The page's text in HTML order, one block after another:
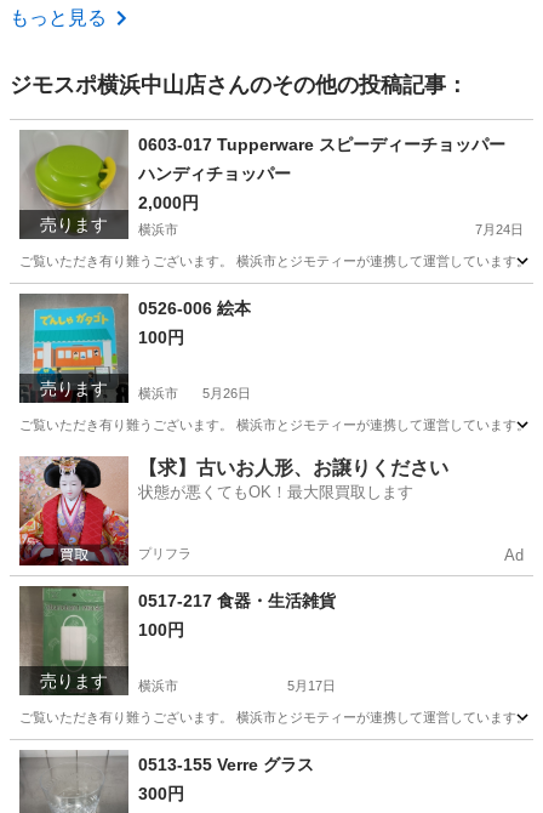
神奈川 横浜市
もっと見る
ジモスポ横浜中山店さんのその他の投稿記事：
売ります
0603-017 Tupperware スピーディーチョッパー
ハンディチョッパー
2,000円
横浜市 7月24日
ご覧いただき有り難うございます。 横浜市とジモティーが連携して運営していま
神奈川 横浜市 調理器具
売ります
0526-006 絵本
100円
横浜市 5月26日
ご覧いただき有り難うございます。 横浜市とジモティーが連携して運営していま
神奈川 絵本 リユース
【求】古いお人形、お譲りください
状態が悪くてもOK！最大限買取します
プリフラ Ad
売ります
0517-217 食器・生活雑貨
100円
横浜市 5月17日
ご覧いただき有り難うございます。 横浜市とジモティーが連携して運営していま
神奈川 横浜市 リユース
0513-155 Verre グラス
300円